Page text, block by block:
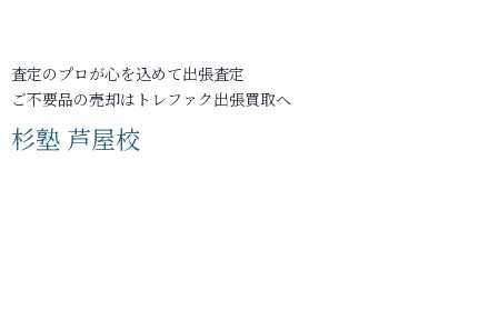
査定のプロが心を込めて出張査定
ご不要品の売却はトレファク出張買取へ
杉塾 芦屋校